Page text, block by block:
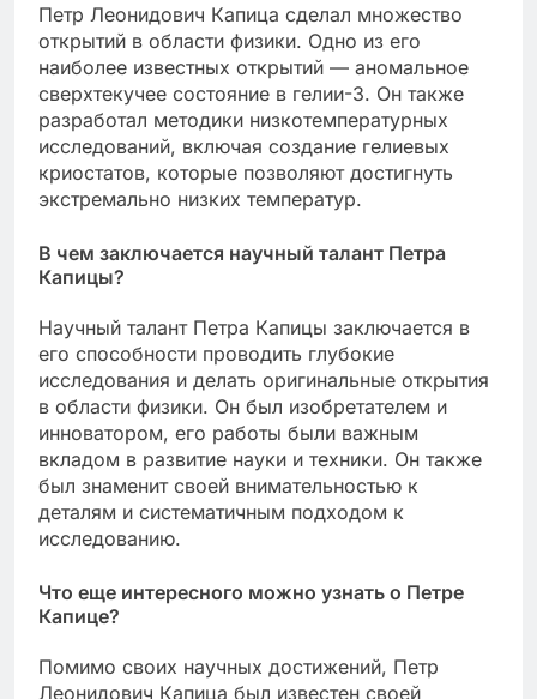
Петр Леонидович Капица сделал множество
открытий в области физики. Одно из его
наиболее известных открытий — аномальное
сверхтекучее состояние в гелии-3. Он также
разработал методики низкотемпературных
исследований, включая создание гелиевых
криостатов, которые позволяют достигнуть
экстремально низких температур.
В чем заключается научный талант Петра
Капицы?
Научный талант Петра Капицы заключается в
его способности проводить глубокие
исследования и делать оригинальные открытия
в области физики. Он был изобретателем и
инноватором, его работы были важным
вкладом в развитие науки и техники. Он также
был знаменит своей внимательностью к
деталям и систематичным подходом к
исследованию.
Что еще интересного можно узнать о Петре
Капице?
Помимо своих научных достижений, Петр
Леонидович Капица был известен своей